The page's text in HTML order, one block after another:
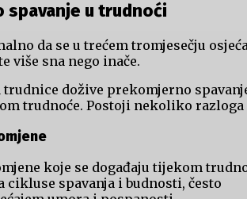
spavanje u trudnoći
da se u trećem tromjesečju
više sna nego inače.
dožive prekomjerno
trudnoće. Postoji nekoliko razloga
koje se događaju tijekom
cikluse spavanja i budnosti, često